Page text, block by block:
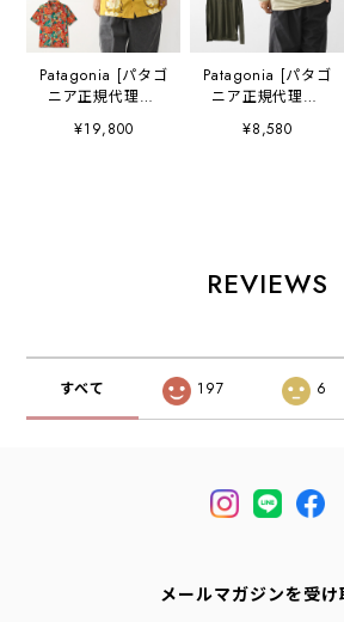
Patagonia [パタゴ
ニア正規代理店]
M's Tidal
Threads Camp
¥19,800
Patagonia [パタゴ
ニア正規代理店]
M's L/S Cap Cool
Trail Shirt -
シャツ（ストラタ
ピークス）・長
¥8,580
REVIEWS
すべて 197 6
メールマガジンを受け